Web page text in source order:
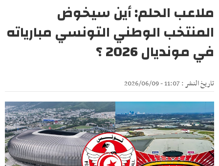
ملاعب الحلم: أين سيخوض
المنتخب الوطني التونسي مبارياته
في مونديال 2026 ؟
تاريخ النشر : 11:07 - 2026/06/09